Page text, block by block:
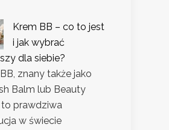
Krem BB – co to jest
i jak wybrać
dla siebie?
znany także jako
Balm lub Beauty
to prawdziwa
w świecie